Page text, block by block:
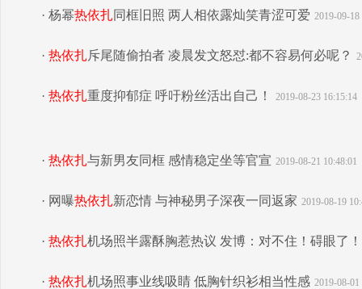
· 杨幂热依扎同框旧照 两人相依露灿笑青涩可爱 2019-09-18
· 热依扎斥尾随偷拍者 凌晨发文怒怼:都不容易何必呢？
· 热依扎重度抑郁症 呼吁粉丝活出自己！ 2019-08-23 16:15:14
· 热依扎与新男友同框 感情稳定坐等官宣 2019-08-21 10:48:01
· 网曝热依扎新恋情 与神秘男子深夜一同返家 2019-08-19
· 热依扎机场照半露酥胸惹热议 发博：对不住！碍眼了！
· 热依扎机场照事业线吸睛 低胸针织衫相当性感 2019-08-01